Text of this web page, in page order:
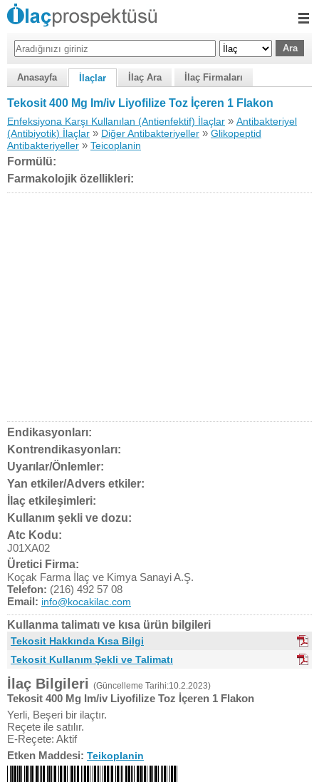
Anasayfa İlaçlar İlaç Ara İlaç Firmaları
Tekosit 400 Mg Im/iv Liyofilize Toz İçeren 1 Flakon
Enfeksiyona Karşı Kullanılan (Antienfektif) İlaçlar » Antibakteriyel
(Antibiyotik) İlaçlar » Diğer Antibakteriyeller » Glikopeptid
Antibakteriyeller » Teicoplanin
Formülü:
Farmakolojik özellikleri:
Endikasyonları:
Kontrendikasyonları:
Uyarılar/Önlemler:
Yan etkiler/Advers etkiler:
İlaç etkileşimleri:
Kullanım şekli ve dozu:
Atc Kodu:
J01XA02
Üretici Firma:
Koçak Farma İlaç ve Kimya Sanayi A.Ş.
Telefon: (216) 492 57 08
Email: info@kocakilac.com
Kullanma talimatı ve kısa ürün bilgileri
Tekosit Hakkında Kısa Bilgi
Tekosit Kullanım Şekli ve Talimatı
İlaç Bilgileri (Güncelleme Tarihi:10.2.2023)
Tekosit 400 Mg Im/iv Liyofilize Toz İçeren 1 Flakon
Yerli, Beşeri bir ilaçtır.
Reçete ile satılır.
E-Reçete: Aktif
Etken Maddesi: Teikoplanin